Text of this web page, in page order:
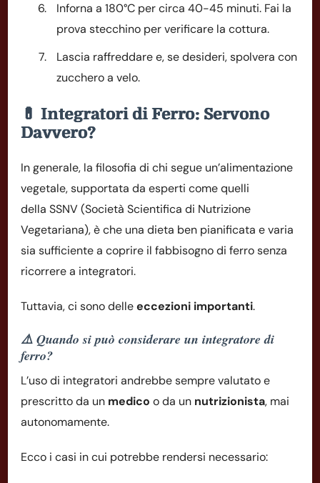
Inforna a 180°C per circa 40-45 minuti. Fai la
prova stecchino per verificare la cottura.
Lascia raffreddare e, se desideri, spolvera con
zucchero a velo.
💊 Integratori di Ferro: Servono
Davvero?
In generale, la filosofia di chi segue un’alimentazione
vegetale, supportata da esperti come quelli
della SSNV (Società Scientifica di Nutrizione
Vegetariana), è che una dieta ben pianificata e varia
sia sufficiente a coprire il fabbisogno di ferro senza
ricorrere a integratori.
Tuttavia, ci sono delleeccezioni importanti.
⚠️ Quando si può considerare un integratore di
ferro?
L’uso di integratori andrebbe sempre valutato e
prescritto da un medico o da un nutrizionista, mai
autonomamente.
Ecco i casi in cui potrebbe rendersi necessario: